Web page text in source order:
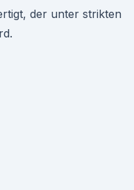
der unter strikten